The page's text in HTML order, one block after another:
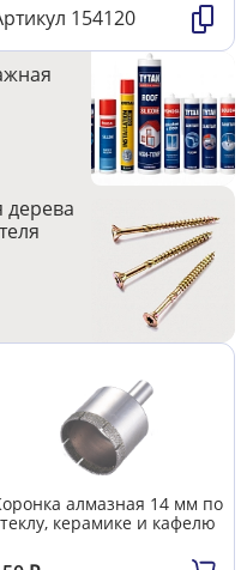
154120
дерева
алмазная 14 мм по
керамике и кафелю